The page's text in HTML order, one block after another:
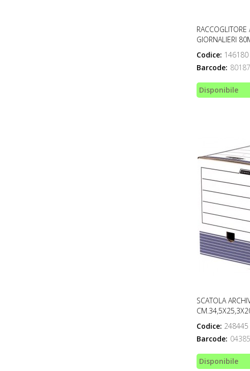
GIORNALIERI
Codice: 146180
Barcode:
Disponibile
SCATOLA
Codice: 248445
Barcode:
Disponibile